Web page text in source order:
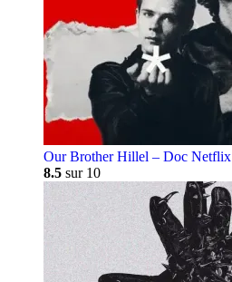
Our Brother Hillel – Doc Netflix
8.5 sur 10